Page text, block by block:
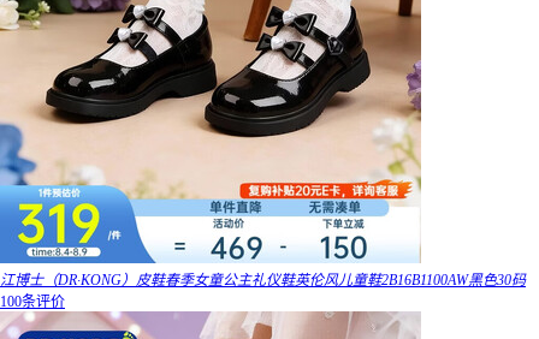
江博士（DR·KONG）皮鞋春季女童公主礼仪鞋英伦风儿童鞋2B16B1100AW黑色30码
100条评价